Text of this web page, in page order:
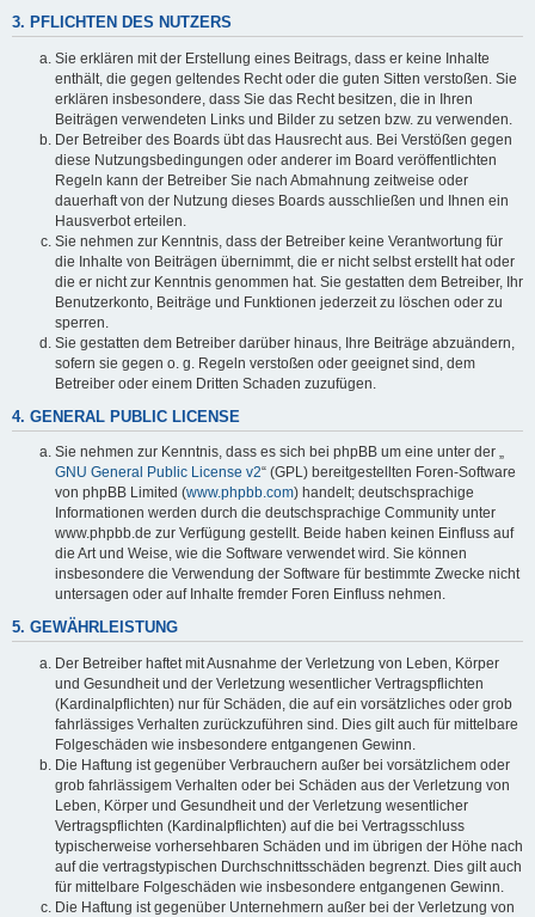
3. PFLICHTEN DES NUTZERS
Sie erklären mit der Erstellung eines Beitrags, dass er keine Inhalte
enthält, die gegen geltendes Recht oder die guten Sitten verstoßen. Sie
erklären insbesondere, dass Sie das Recht besitzen, die in Ihren
Beiträgen verwendeten Links und Bilder zu setzen bzw. zu verwenden.
Der Betreiber des Boards übt das Hausrecht aus. Bei Verstößen gegen
diese Nutzungsbedingungen oder anderer im Board veröffentlichten
Regeln kann der Betreiber Sie nach Abmahnung zeitweise oder
dauerhaft von der Nutzung dieses Boards ausschließen und Ihnen ein
Hausverbot erteilen.
Sie nehmen zur Kenntnis, dass der Betreiber keine Verantwortung für
die Inhalte von Beiträgen übernimmt, die er nicht selbst erstellt hat oder
die er nicht zur Kenntnis genommen hat. Sie gestatten dem Betreiber, Ihr
Benutzerkonto, Beiträge und Funktionen jederzeit zu löschen oder zu
sperren.
Sie gestatten dem Betreiber darüber hinaus, Ihre Beiträge abzuändern,
sofern sie gegen o. g. Regeln verstoßen oder geeignet sind, dem
Betreiber oder einem Dritten Schaden zuzufügen.
4. GENERAL PUBLIC LICENSE
Sie nehmen zur Kenntnis, dass es sich bei phpBB um eine unter der „
GNU General Public License v2“ (GPL) bereitgestellten Foren-Software
von phpBB Limited (www.phpbb.com) handelt; deutschsprachige
Informationen werden durch die deutschsprachige Community unter
www.phpbb.de zur Verfügung gestellt. Beide haben keinen Einfluss auf
die Art und Weise, wie die Software verwendet wird. Sie können
insbesondere die Verwendung der Software für bestimmte Zwecke nicht
untersagen oder auf Inhalte fremder Foren Einfluss nehmen.
5. GEWÄHRLEISTUNG
Der Betreiber haftet mit Ausnahme der Verletzung von Leben, Körper
und Gesundheit und der Verletzung wesentlicher Vertragspflichten
(Kardinalpflichten) nur für Schäden, die auf ein vorsätzliches oder grob
fahrlässiges Verhalten zurückzuführen sind. Dies gilt auch für mittelbare
Folgeschäden wie insbesondere entgangenen Gewinn.
Die Haftung ist gegenüber Verbrauchern außer bei vorsätzlichem oder
grob fahrlässigem Verhalten oder bei Schäden aus der Verletzung von
Leben, Körper und Gesundheit und der Verletzung wesentlicher
Vertragspflichten (Kardinalpflichten) auf die bei Vertragsschluss
typischerweise vorhersehbaren Schäden und im übrigen der Höhe nach
auf die vertragstypischen Durchschnittsschäden begrenzt. Dies gilt auch
für mittelbare Folgeschäden wie insbesondere entgangenen Gewinn.
Die Haftung ist gegenüber Unternehmern außer bei der Verletzung von